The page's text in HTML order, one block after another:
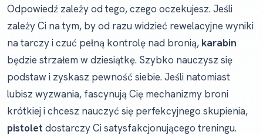
Odpowiedź zależy od tego, czego oczekujesz. Jeśli
zależy Ci na tym, by od razu widzieć rewelacyjne wyniki
na tarczy i czuć pełną kontrolę nad bronią, karabin
będzie strzałem w dziesiątkę. Szybko nauczysz się
podstaw i zyskasz pewność siebie. Jeśli natomiast
lubisz wyzwania, fascynują Cię mechanizmy broni
krótkiej i chcesz nauczyć się perfekcyjnego skupienia,
pistolet dostarczy Ci satysfakcjonującego treningu.